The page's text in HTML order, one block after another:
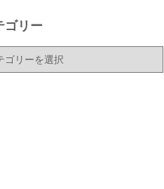
ゴリー